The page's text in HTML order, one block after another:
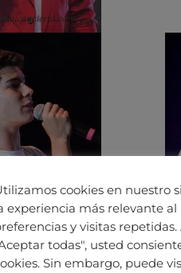
cookies en nuestro
experiencia más relevante al
y visitas
todas", usted
Sin embargo, puede